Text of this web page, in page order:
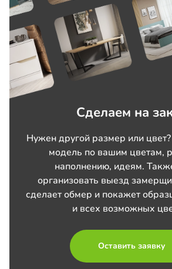
Сделаем на
Нужен другой размер или
модель по вашим цветам,
наполнению, идеям.
организовать выезд
сделает обмер и покажет
и всех возможных
Оставить заявку